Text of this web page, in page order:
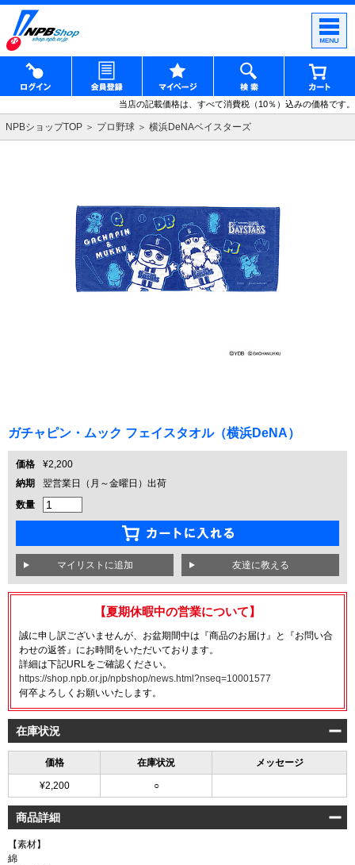
当店の記載価格は、すべて消費税（10％）込みの価格です。
NPBショップTOP プロ野球 横浜DeNAベイスターズ
ガチャピン・ムック フェイスタオル（横浜DeNA）
価格
¥2,200
納期
翌営業日（月～金曜日）出荷
数量
友達に教える
【夏期休暇中の営業について】
誠に申し訳ございませんが、お盆期間中は『商品のお届け』と『お問い合
わせの返答』にお時間をいただいております。
詳細は下記URLをご確認ください。
https://shop.npb.or.jp/npbshop/news.html?nseq=10001577
何卒よろしくお願いいたします。
在庫状況
価格 在庫状況 メッセージ
¥2,200 ○
商品詳細
【素材】
綿